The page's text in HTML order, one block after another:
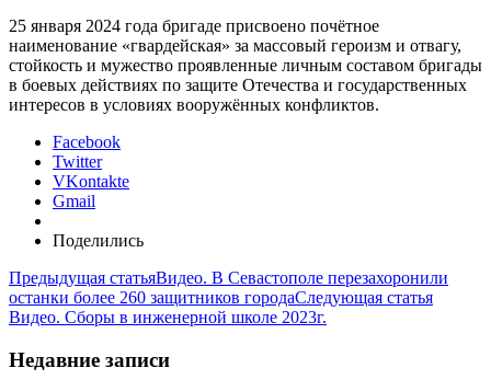
25 января 2024 года бригаде присвоено почётное
наименование «гвардейская» за массовый героизм и отвагу,
стойкость и мужество проявленные личным составом бригады
в боевых действиях по защите Отечества и государственных
интересов в условиях вооружённых конфликтов.
Facebook
Twitter
VKontakte
Gmail
Поделились
Предыдущая статьяВидео. В Севастополе перезахоронили
останки более 260 защитников городаСледующая статья
Видео. Сборы в инженерной школе 2023г.
Недавние записи